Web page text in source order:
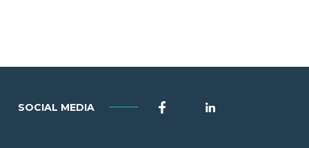
SOCIAL MEDIA Facebook LinkedIn